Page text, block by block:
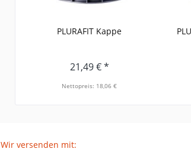
PLURAFIT Kappe
21,49 € *
Nettopreis: 18,06 €
Wir versenden mit: